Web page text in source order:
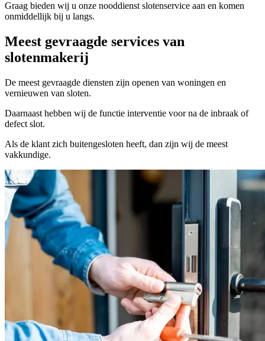
Graag bieden wij u onze nooddienst slotenservice aan en komen
onmiddellijk bij u langs.
Meest gevraagde services van
slotenmakerij
De meest gevraagde diensten zijn openen van woningen en
vernieuwen van sloten.
Daarnaast hebben wij de functie interventie voor na de inbraak of
defect slot.
Als de klant zich buitengesloten heeft, dan zijn wij de meest
vakkundige.